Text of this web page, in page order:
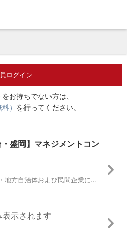
ログイン
お持ちでない方は、
） を行ってください。
・盛岡】マネジメントコン
公共（官公庁・公的機関等）・地方自治体および民間企業に対するコンサルティングサービスを提供しています。 クライアントは、中央省庁・公的機関・県庁・市役所・町役...
示されます